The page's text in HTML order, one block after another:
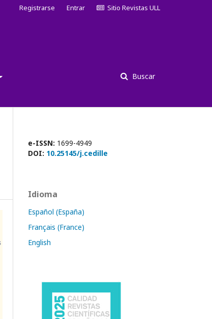
Buscar
Registrarse Entrar Sitio Revistas ULL
e-ISSN: 1699-4949
DOI: 10.25145/j.cedille
Idioma
Español (España)
Français (France)
English